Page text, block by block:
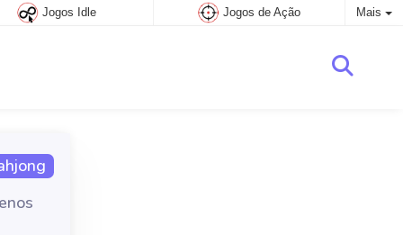
Jogos Idle Jogos de Ação Mais